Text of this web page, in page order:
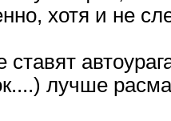
хотя и не
ставят
лучше